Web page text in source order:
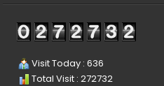
Visit Today : 636
Total Visit : 272732